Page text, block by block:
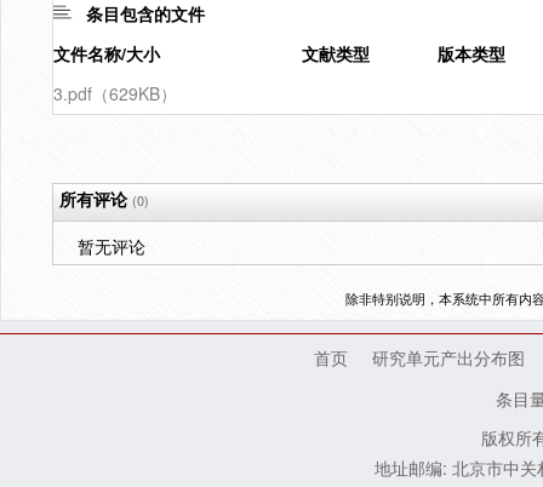
条目包含的文件
文件名称/大小
文献类型
版本类型
3.pdf（629KB）
所有评论(0)
暂无评论
除非特别说明，本系统中所有内
首页
研究单元产出分布图
条目
版权所
地址邮编: 北京市中